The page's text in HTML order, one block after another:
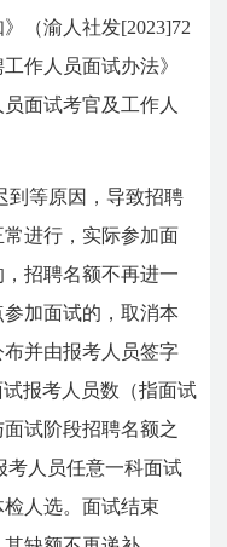
（渝人社发[2023]72
作人员面试办法》
面试考官及工作人
到等原因，导致招聘
进行，实际参加面
招聘名额不再进一
加面试的，取消本
并由报考人员签字
报考人员数（指面试
试阶段招聘名额之
考人员任意一科面试
人选。面试结束